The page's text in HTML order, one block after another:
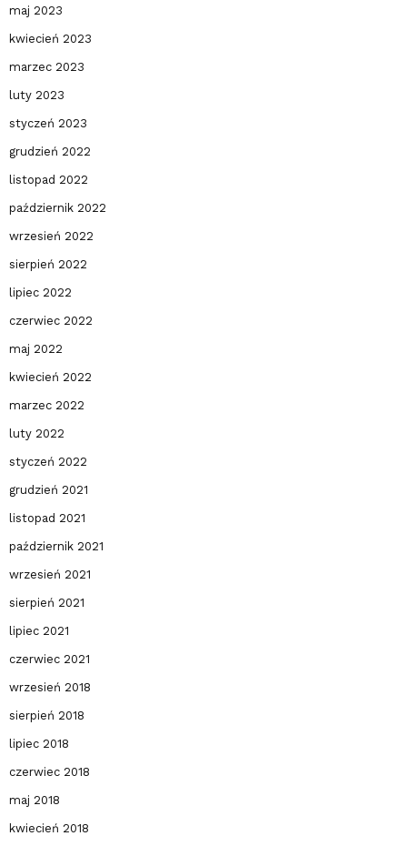
maj 2023
kwiecień 2023
marzec 2023
luty 2023
styczeń 2023
grudzień 2022
listopad 2022
październik 2022
wrzesień 2022
sierpień 2022
lipiec 2022
czerwiec 2022
maj 2022
kwiecień 2022
marzec 2022
luty 2022
styczeń 2022
grudzień 2021
listopad 2021
październik 2021
wrzesień 2021
sierpień 2021
lipiec 2021
czerwiec 2021
wrzesień 2018
sierpień 2018
lipiec 2018
czerwiec 2018
maj 2018
kwiecień 2018